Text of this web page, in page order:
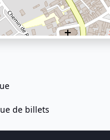
de billets